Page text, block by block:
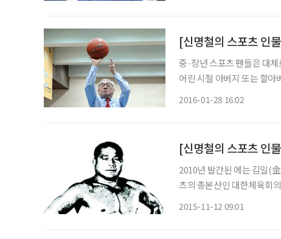
중·장년 스포츠 팬들은 대
어린 시절 아버지 또는 할
2016-01-28 16:02
[신명철의 스포츠 인
2010년 발간된 에는 김일(
츠의 총본산인 대한체육회
2015-11-12 09:01